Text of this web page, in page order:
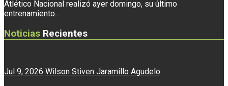
Atlético Nacional realizó ayer domingo, su último
entrenamiento...
Noticias Recientes
Jul 9, 2026 Wilson Stiven Jaramillo Agudelo